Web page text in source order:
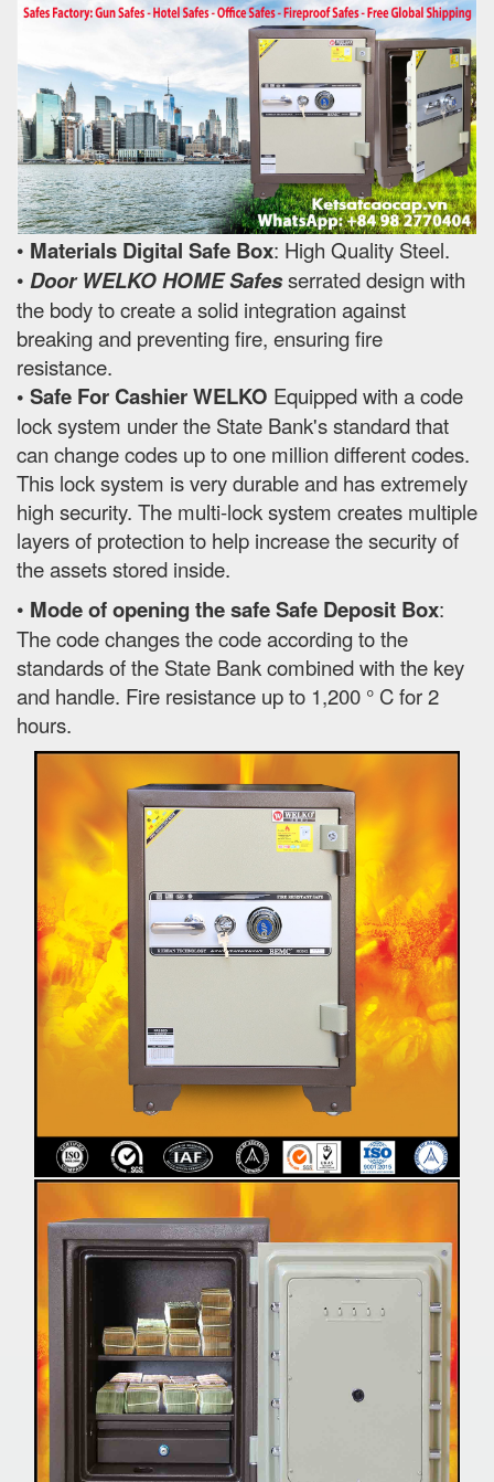
• Materials Digital Safe Box: High Quality Steel.
• Door WELKO HOME Safesserrated design with
the body to create a solid integration against
breaking and preventing fire, ensuring fire
resistance.
• Safe For Cashier WELKO Equipped with a code
lock system under the State Bank's standard that
can change codes up to one million different codes.
This lock system is very durable and has extremely
high security. The multi-lock system creates multiple
layers of protection to help increase the security of
the assets stored inside.
• Mode of opening the safe Safe Deposit Box:
The code changes the code according to the
standards of the State Bank combined with the key
and handle. Fire resistance up to 1,200 ° C for 2
hours.